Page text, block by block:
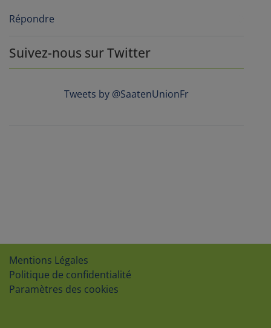
Répondre
Suivez-nous sur Twitter
Tweets by @SaatenUnionFr
Mentions Légales
Politique de confidentialité
Paramètres des cookies